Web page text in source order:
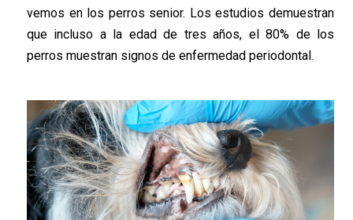
vemos en los perros senior. Los estudios demuestran
que incluso a la edad de tres años, el 80% de los
perros muestran signos de enfermedad periodontal.